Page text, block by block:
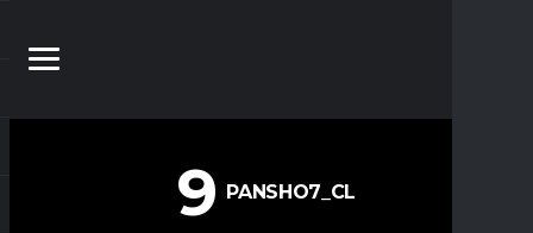
9 PANSHO7_CL